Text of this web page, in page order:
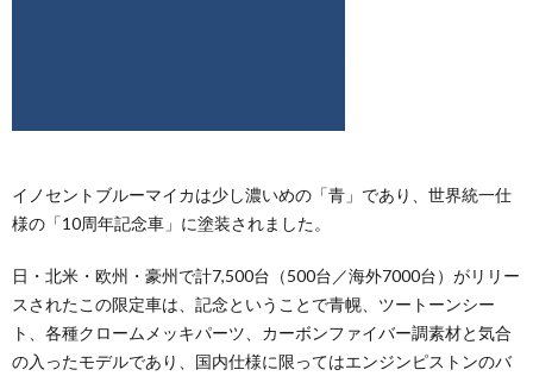
イノセントブルーマイカは少し濃いめの「青」であり、世界統一仕
様の「10周年記念車」に塗装されました。
日・北米・欧州・豪州で計7,500台（500台／海外7000台）がリリー
スされたこの限定車は、記念ということで青幌、ツートーンシー
ト、各種クロームメッキパーツ、カーボンファイバー調素材と気合
の入ったモデルであり、国内仕様に限ってはエンジンピストンのバ